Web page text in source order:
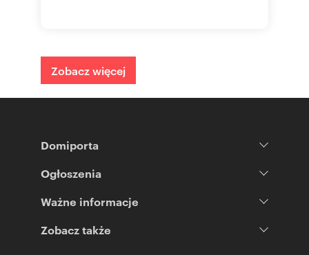
Zobacz więcej
Domiporta
Ogłoszenia
Ważne informacje
Zobacz także